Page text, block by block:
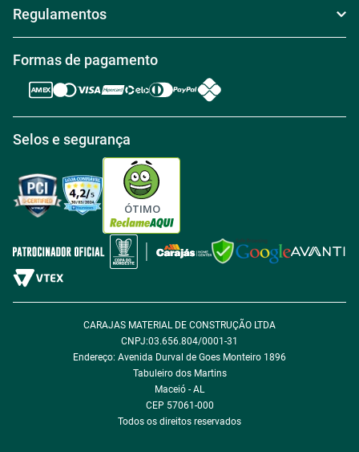
Nossas Lojas
Trabalhe conosco
Central de atendimento
Política de Troca
Política de Reembolso
Política de Entrega
Política de Privacidade
Política de Cookie
Política de Desconto
Fale com encarregado de dados
Regulamentos
Regras de Desconto
Regulamento Aniversário Premiado
Formas de pagamento
Selos e segurança
ÓTIMO
CARAJAS MATERIAL DE CONSTRUÇÃO LTDA
CNPJ:03.656.804/0001-31
Endereço: Avenida Durval de Goes Monteiro 1896
Tabuleiro dos Martins
Maceió - AL
CEP 57061-000
Todos os direitos reservados